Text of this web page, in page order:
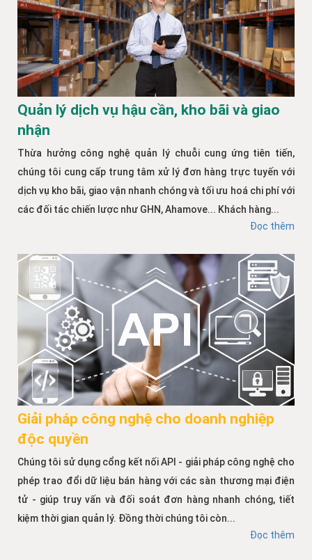
Quản lý dịch vụ hậu cần, kho bãi và giao
nhận
Thừa hưởng công nghệ quản lý chuỗi cung ứng tiên tiến,
chúng tôi cung cấp trung tâm xử lý đơn hàng trực tuyến với
dịch vụ kho bãi, giao vận nhanh chóng và tối ưu hoá chi phí với
các đối tác chiến lược như GHN, Ahamove... Khách hàng...
Đọc thêm
Giải pháp công nghệ cho doanh nghiệp
độc quyền
Chúng tôi sử dụng cổng kết nối API - giải pháp công nghệ cho
phép trao đổi dữ liệu bán hàng với các sàn thương mại điện
tử - giúp truy vấn và đối soát đơn hàng nhanh chóng, tiết
kiệm thời gian quản lý. Đồng thời chúng tôi còn...
Đọc thêm